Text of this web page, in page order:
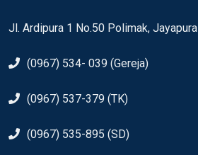
Jl. Ardipura 1 No.50 Polimak, Jayapura
(0967) 534- 039 (Gereja)
(0967) 537-379 (TK)
(0967) 535-895 (SD)